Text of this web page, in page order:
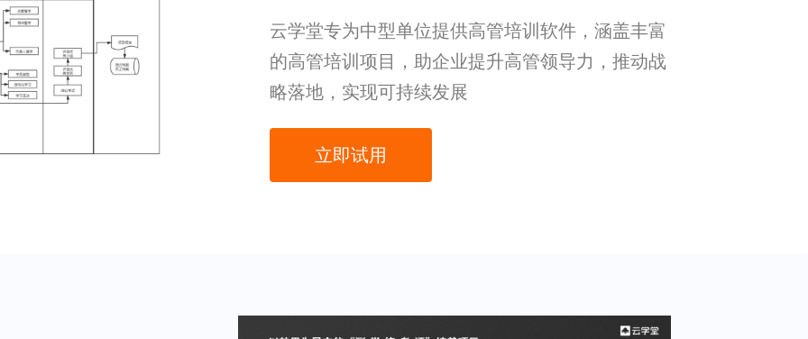
云学堂专为中型单位提供高管培训软件，涵盖丰富
的高管培训项目，助企业提升高管领导力，推动战
略落地，实现可持续发展
立即试用